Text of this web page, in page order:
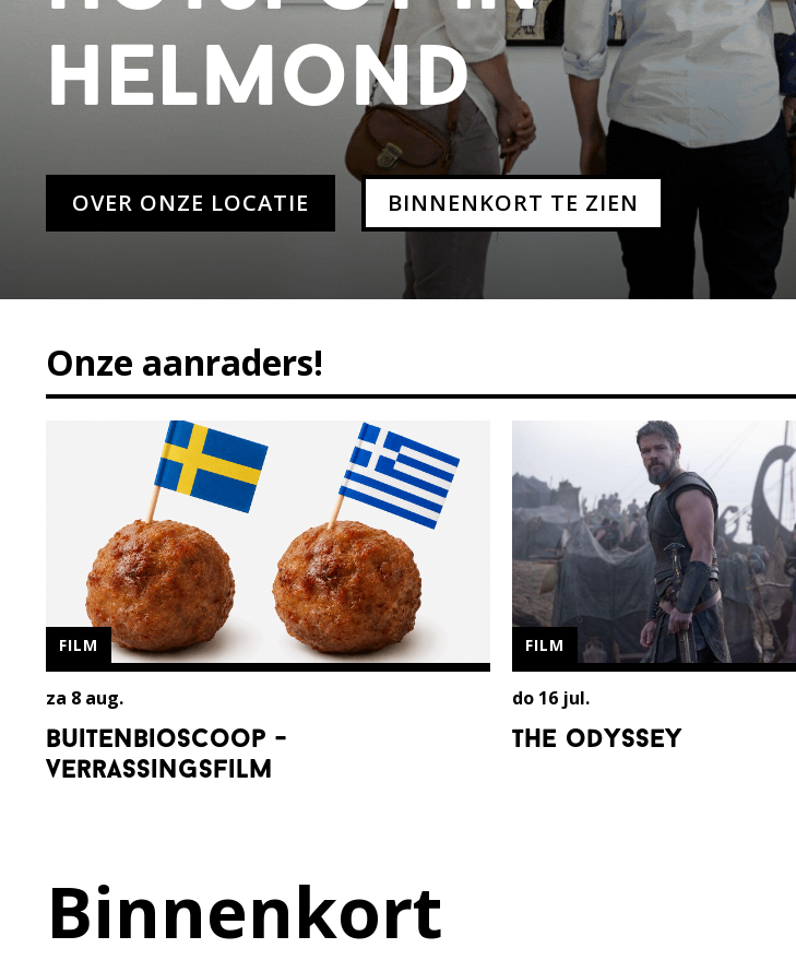
helmond
OVER ONZE LOCATIE BINNENKORT TE ZIEN
Onze aanraders!
buitenbioscoop -
verrassingsfilm
za 8 aug.
FILM
the odyssey
do 16 jul.
FILM
Binnenkort